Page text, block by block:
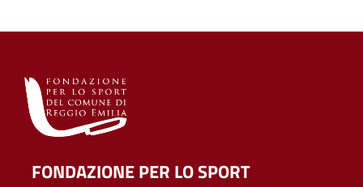
FONDAZIONE PER LO SPORT